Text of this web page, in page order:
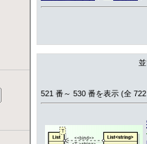
521 番～ 530 番を表示 (全